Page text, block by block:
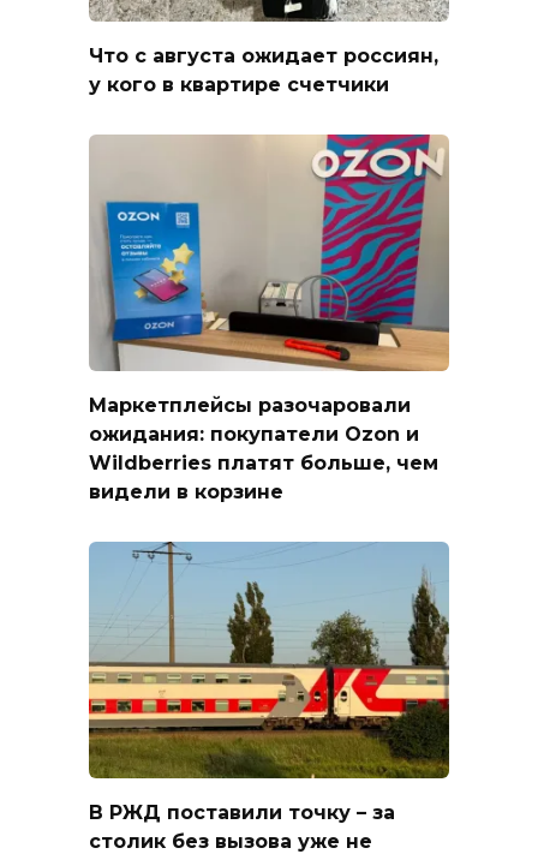
Что с августа ожидает россиян,
у кого в квартире счетчики
Маркетплейсы разочаровали
ожидания: покупатели Ozon и
Wildberries платят больше, чем
видели в корзине
В РЖД поставили точку – за
столик без вызова уже не